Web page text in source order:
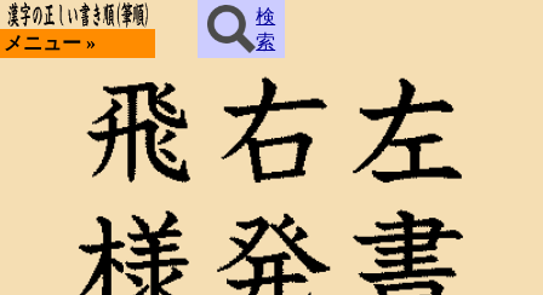
メニュー »
検
索